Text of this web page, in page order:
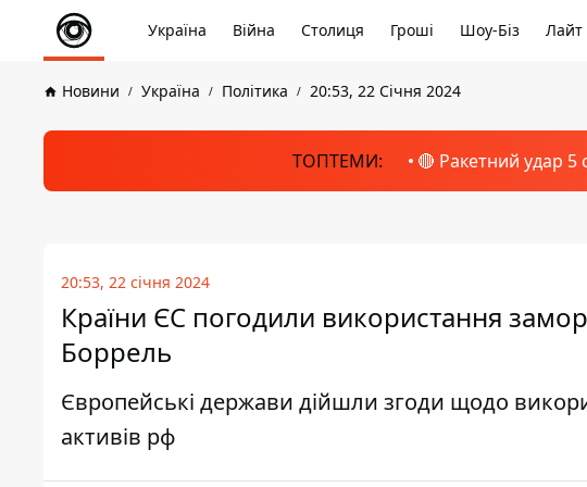
Україна Війна Столиця Гроші Шоу-Біз Лайт
Новини Україна Політика 20:53, 22 Січня 2024
ТОПТЕМИ: 🔴 Ракетний удар 5
20:53, 22 січня 2024
Країни ЄС погодили використання
Боррель
Європейські держави дійшли згоди щодо
активів рф